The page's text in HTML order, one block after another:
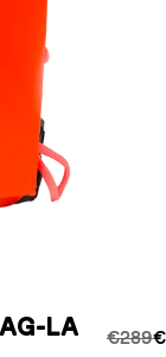
LA
€289